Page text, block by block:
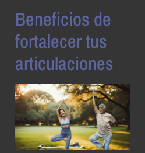
Beneficios de
fortalecer tus
articulaciones